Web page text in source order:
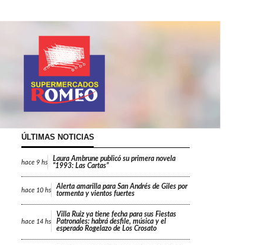
ÚLTIMAS NOTICIAS
hace 9 hs
Laura Ambrune publicó su primera novela
“1993: Las Cartas”
hace 10 hs
Alerta amarilla para San Andrés de Giles por
tormenta y vientos fuertes
hace 14 hs
Villa Ruiz ya tiene fecha para sus Fiestas
Patronales: habrá desfile, música y el
esperado Rogelazo de Los Crosato